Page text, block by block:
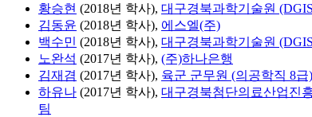
황승현 (2018년 학사), 대구경북과학기술원
김동윤 (2018년 학사), 에스엘(주)
백수민 (2018년 학사), 대구경북과학기술원
노완석 (2017년 학사), (주)하나은행
김재겸 (2017년 학사), 육군 군무원 (의공학직 8급)
하유나 (2017년 학사), 대구경북첨단의료산업진
팀